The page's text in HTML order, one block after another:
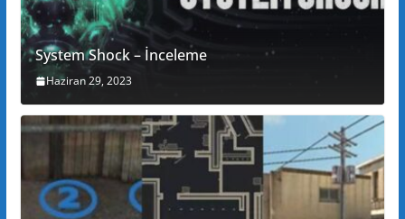
System Shock – İnceleme
Haziran 29, 2023